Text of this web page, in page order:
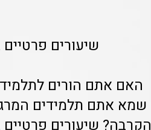
שיעורים
האם אתם הורים
שמא אתם תלמידים
הקרבה? שיעורים